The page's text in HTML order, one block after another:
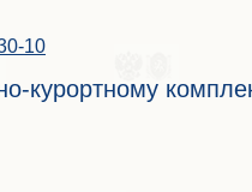
10
курортному